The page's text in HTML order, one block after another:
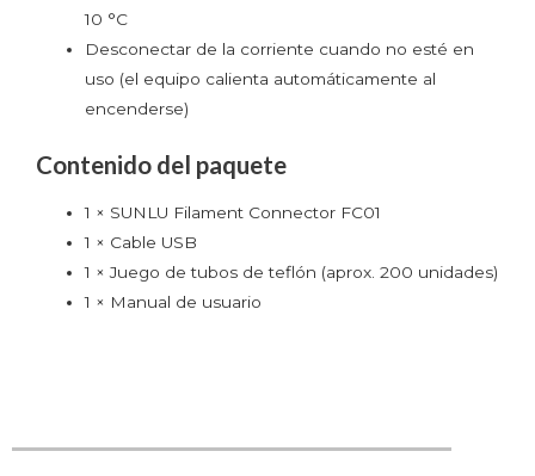
10 °C
Desconectar de la corriente cuando no esté en
uso (el equipo calienta automáticamente al
encenderse)
Contenido del paquete
1 × SUNLU Filament Connector FC01
1 × Cable USB
1 × Juego de tubos de teflón (aprox. 200 unidades)
1 × Manual de usuario